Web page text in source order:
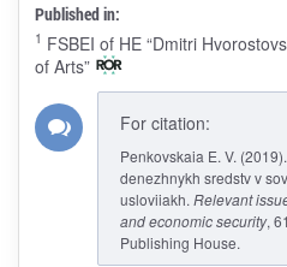
Published in:
1 FSBEI of HE “Dmitri
of Arts”
For citation:
Penkovskaia E. V.
denezhnykh sredstv v
usloviiakh. Relevant
and economic security,
Publishing House.